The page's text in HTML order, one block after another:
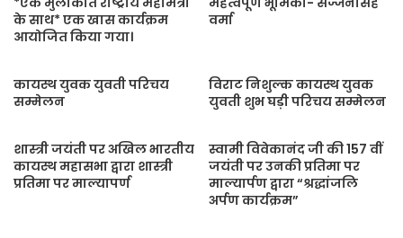
के साथ* एक खास कार्यक्रम
आयोजित किया गया।
वर्मा
कायस्थ युवक युवती परिचय
सम्मेलन
विराट निशुल्क कायस्थ युवक
युवती शुभ घड़ी परिचय सम्मेलन
शास्त्री जयंती पर अखिल भारतीय
कायस्थ महासभा द्वारा शास्त्री
प्रतिमा पर माल्यापर्ण
स्वामी विवेकानंद जी की 157 वीं
जयंती पर उनकी प्रतिमा पर
माल्यार्पण द्वारा “श्रद्धांजलि
अर्पण कार्यक्रम”